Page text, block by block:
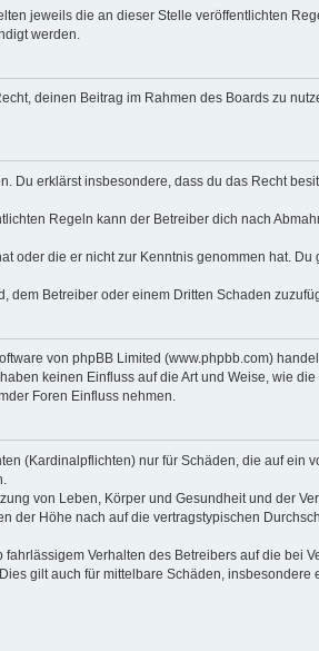
jeweils die an dieser Stelle veröffentlichten
werden.
deinen Beitrag im Rahmen des Boards zu
Du erklärst insbesondere, dass du das Recht
Regeln kann der Betreiber dich nach
oder die er nicht zur Kenntnis genommen hat. Du
Betreiber oder einem Dritten Schaden
von phpBB Limited (www.phpbb.com)
keinen Einfluss auf die Art und Weise, wie die
Foren Einfluss nehmen.
(Kardinalpflichten) nur für Schäden, die auf ein
von Leben, Körper und Gesundheit und der
der Höhe nach auf die vertragstypischen
Verhalten des Betreibers auf die bei
gilt auch für mittelbare Schäden, insbesondere